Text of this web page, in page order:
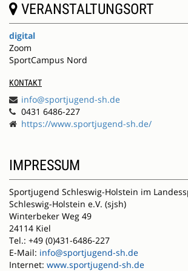
VERANSTALTUNGSORT
digital
Zoom
SportCampus Nord
KONTAKT
info@sportjugend-sh.de
0431 6486-227
https://www.sportjugend-sh.de/
IMPRESSUM
Sportjugend Schleswig-Holstein im
Schleswig-Holstein e.V. (sjsh)
Winterbeker Weg 49
24114 Kiel
Tel.: +49 (0)431-6486-227
E-Mail: info@sportjugend-sh.de
Internet: www.sportjugend-sh.de